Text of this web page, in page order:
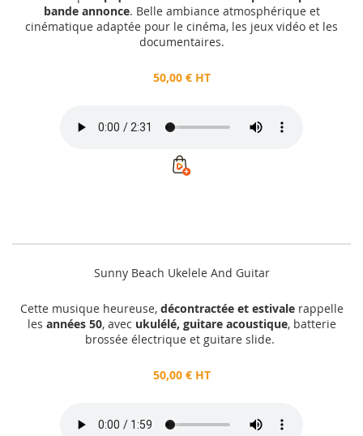
bande annonce. Belle ambiance atmosphérique et
cinématique adaptée pour le cinéma, les jeux vidéo et les
documentaires.
50,00 € HT
Sunny Beach Ukelele And Guitar
Cette musique heureuse, décontractée et estivalerappelle
les années 50, avec ukulélé, guitare acoustique, batterie
brossée électrique et guitare slide.
50,00 € HT